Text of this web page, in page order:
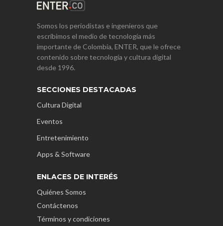
Somos los periodistas e ingenieros que
escribimos el medio de tecnología más
importante de Colombia, ENTER, que le ofrece
contenido sobre tecnología y cultura digital
desde 1996.
SECCIONES DESTACADAS
Cultura Digital
Eventos
Entretenimiento
Apps & Software
ENLACES DE INTERÉS
Quiénes Somos
Contáctenos
Términos y condiciones